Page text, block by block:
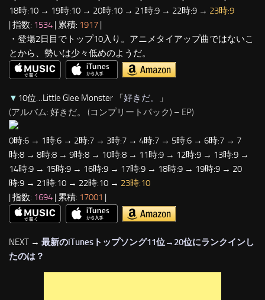
18時:10 → 19時:10 → 20時:10 → 21時:9 → 22時:9 → 23時:9
| 指数: 1534 | 累積: 1917 |
・登場2日目でトップ10入り。アニメタイアップ曲ではないこ
とから、勢いは少々低めのようだ。
▼ 10位…Little Glee Monster 「好きだ。
」
(アルバム: 好きだ。 (コンプリートパック) – EP)
0時:6 → 1時:6 → 2時:7 → 3時:7 → 4時:7 → 5時:6 → 6時:7 → 7
時:8 → 8時:8 → 9時:8 → 10時:8 → 11時:9 → 12時:9 → 13時:9 →
14時:9 → 15時:9 → 16時:9 → 17時:9 → 18時:9 → 19時:9 → 20
時:9 → 21時:10 → 22時:10 → 23時:10
| 指数: 1694 | 累積: 17001 |
NEXT → 最新のiTunesトップソング11位→20位にランクインし
たのは？